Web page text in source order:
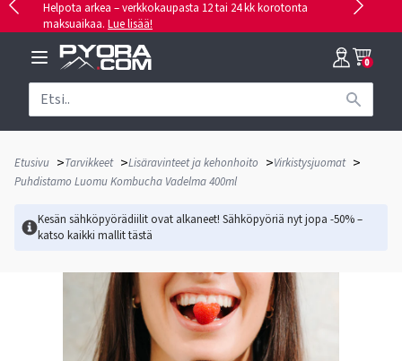
Helpota arkea – verkkokaupasta 12 tai 24 kk korotonta
maksuaikaa. Lue lisää!
0
Etusivu >Tarvikkeet >Lisäravinteet ja kehonhoito >Virkistysjuomat >
Puhdistamo Luomu Kombucha Vadelma 400ml
Kesän sähköpyörädiilit ovat alkaneet! Sähköpyöriä nyt jopa -50% –
katso kaikki mallittästä